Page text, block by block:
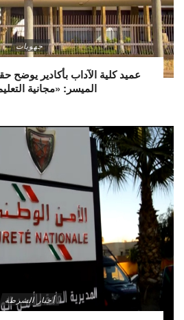
جهويات
عميد كلية الآداب بأكادير يوضح
الميسر: «مجانية
أخبار الشرطة